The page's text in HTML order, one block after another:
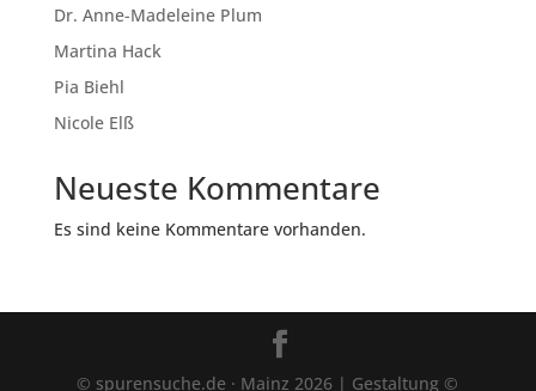
Dr. Anne-Madeleine Plum
Martina Hack
Pia Biehl
Nicole Elß
Neueste Kommentare
Es sind keine Kommentare vorhanden.
© spurensuche.de · Mainz 2026 | Gestaltung ©